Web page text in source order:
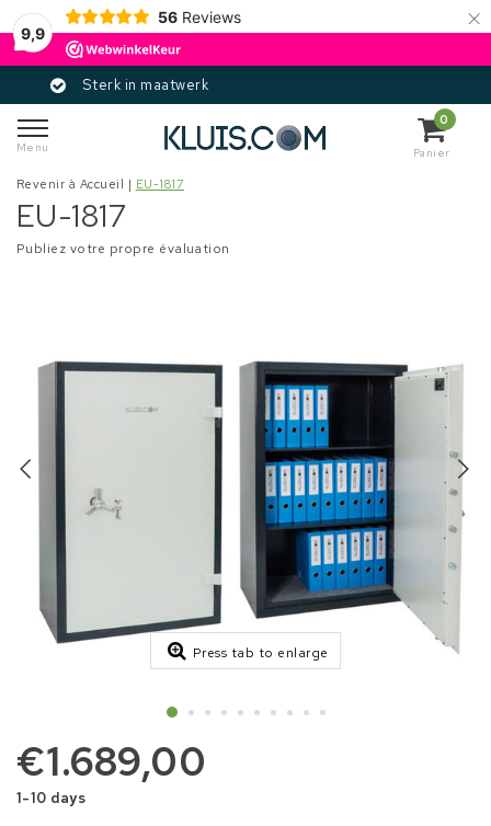
9,9
56 Reviews ×
in maatwerk
Menu
0
Panier
Revenir à Accueil | EU-1817
EU-1817
Publiez votre propre évaluation
Press tab to enlarge
€1.689,00
1-10 days